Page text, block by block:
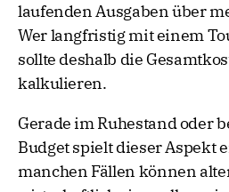
laufenden Ausgaben über
Wer langfristig mit einem
sollte deshalb die
kalkulieren.
Gerade im Ruhestand oder
Budget spielt dieser Aspekt
manchen Fällen können